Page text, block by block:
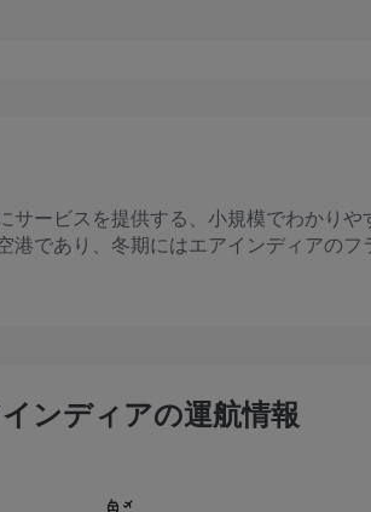
サービスを提供する、小規模でわかり
であり、冬期にはエアインディアの
ンディアの運航情報